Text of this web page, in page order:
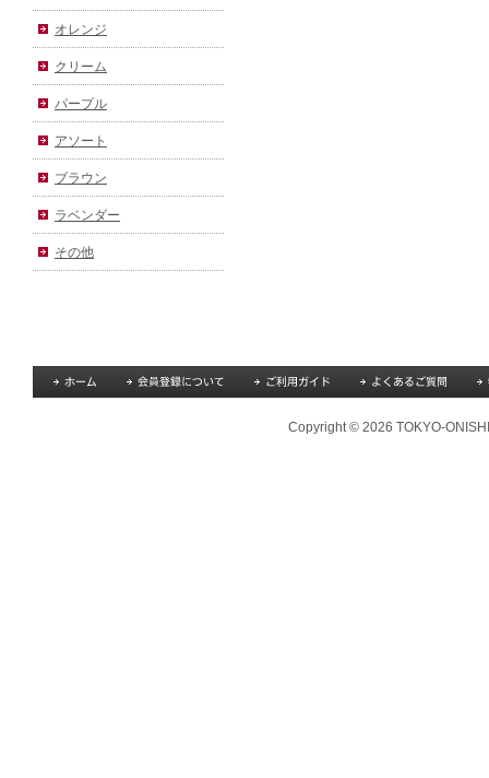
オレンジ
クリーム
パープル
アソート
ブラウン
ラベンダー
その他
Copyright © 2026 TOKYO-